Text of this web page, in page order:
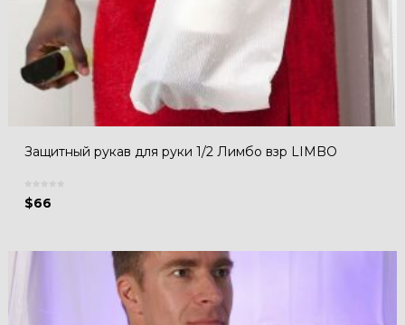
Защитный рукав для руки 1/2 Лимбо взр LIMBO
$66